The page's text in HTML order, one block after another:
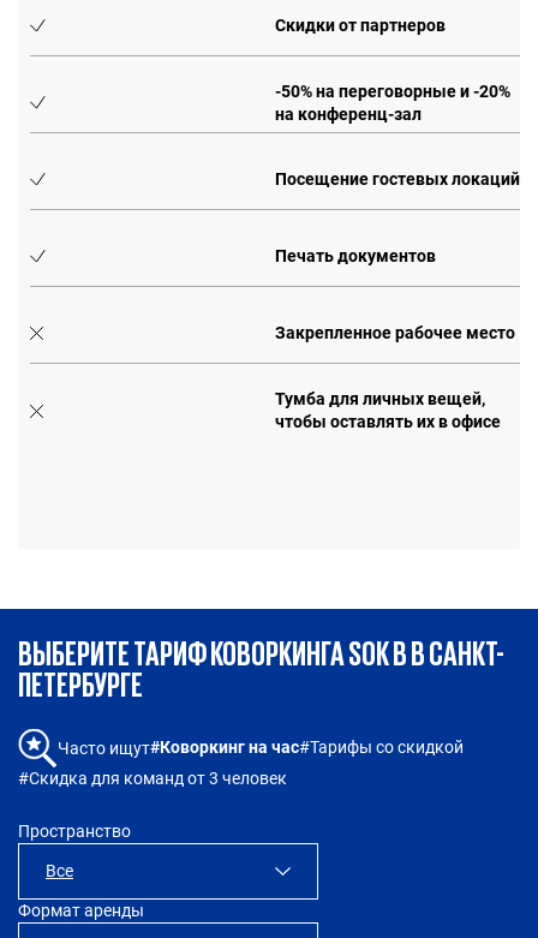
Скидки от партнеров
-50% на переговорные и -20%
на конференц-зал
Посещение гостевых локаций
Печать документов
Закрепленное рабочее место
Тумба для личных вещей,
чтобы оставлять их в офисе
ВЫБЕРИТЕ ТАРИФ КОВОРКИНГА SOK В В САНКТ-
ПЕТЕРБУРГЕ
Часто ищут#Коворкинг на час#Тарифы со скидкой
#Скидка для команд от 3 человек
Пространство
Все
Формат аренды